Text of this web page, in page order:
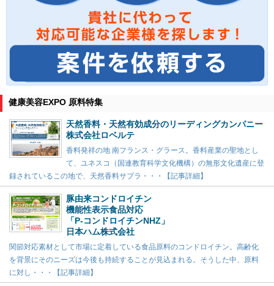
健康美容EXPO 原料特集
天然香料・天然有効成分のリーディングカンパニー
株式会社ロベルテ
香料発祥の地 南フランス・グラース。香料産業の聖地とし
て、ユネスコ（国連教育科学文化機構）の無形文化遺産に登
録されているこの地で、天然香料サプラ・・・【記事詳細】
豚由来コンドロイチン
機能性表示食品対応
「P-コンドロイチンNHZ」
日本ハム株式会社
関節対応素材として市場に定着している食品原料のコンドロイチン。高齢化
を背景にそのニーズは今後も持続することが見込まれる。そうした中、原料
に対し・・・【記事詳細】